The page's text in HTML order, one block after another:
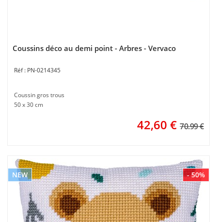
Coussins déco au demi point - Arbres - Vervaco
PN-0214345
Coussin gros trous
50 x 30 cm
42,60 € 70.99 €
- 50%
NEW